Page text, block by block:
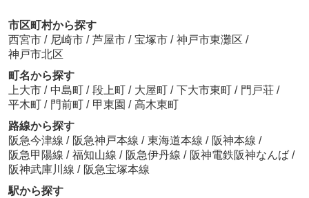
市区町村から探す
西宮市 / 尼崎市 / 芦屋市 / 宝塚市 / 神戸市東灘区 /
神戸市北区
町名から探す
上大市 / 中島町 / 段上町 / 大屋町 / 下大市東町 / 門戸荘 /
平木町 / 門前町 / 甲東園 / 高木東町
路線から探す
阪急今津線 / 阪急神戸本線 / 東海道本線 / 阪神本線 /
阪急甲陽線 / 福知山線 / 阪急伊丹線 / 阪神電鉄阪神なんば /
阪神武庫川線 / 阪急宝塚本線
駅から探す